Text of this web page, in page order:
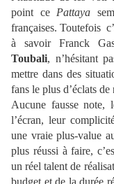
point ce Pattaya
françaises. Toutefois
à savoir Franck
Toubali, n’hésitant
mettre dans des
fans le plus d’éclats de
Aucune fausse note,
l’écran, leur
une vraie plus-value
plus réussi à faire,
unréel talent de